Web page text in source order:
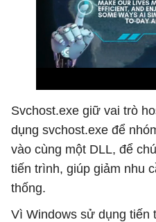
Svchost.exe giữ vai trò
dụng svchost.exe để
vào cùng một DLL, để
tiến trình, giúp giảm nhu
thống.
Vì Windows sử dụng tiến